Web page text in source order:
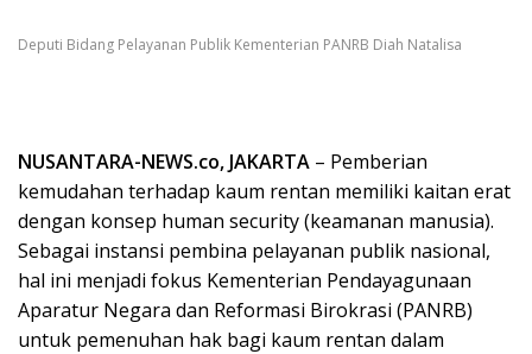
Deputi Bidang Pelayanan Publik Kementerian PANRB Diah Natalisa
NUSANTARA-NEWS.co, JAKARTA – Pemberian
kemudahan terhadap kaum rentan memiliki kaitan erat
dengan konsep human security (keamanan manusia).
Sebagai instansi pembina pelayanan publik nasional,
hal ini menjadi fokus Kementerian Pendayagunaan
Aparatur Negara dan Reformasi Birokrasi (PANRB)
untuk pemenuhan hak bagi kaum rentan dalam